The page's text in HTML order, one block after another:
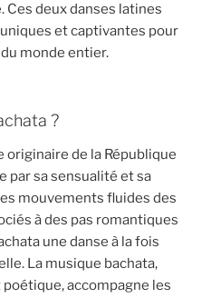
deux danses latines
et captivantes pour
monde entier.
?
originaire de la République
par sa sensualité et sa
mouvements fluides des
à des pas romantiques
une danse à la fois
La musique bachata,
accompagne les